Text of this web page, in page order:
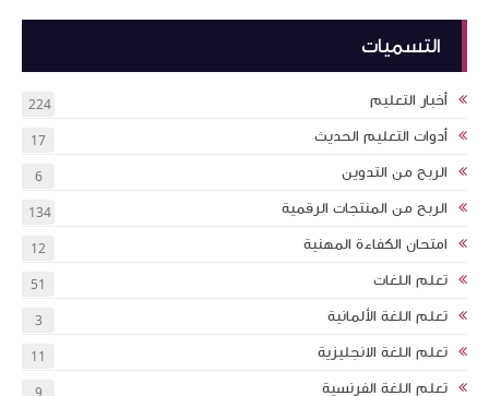
التسميات
أخبار التعليم 224
أدوات التعليم الحديث 17
الربح من التدوين 6
الربح من المنتجات الرقمية 134
امتحان الكفاءة المهنية 12
تعلم اللغات 51
تعلم اللغة الألمانية 3
تعلم اللغة الانجليزية 11
تعلم اللغة الفرنسية